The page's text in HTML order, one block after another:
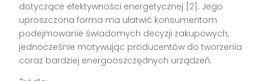
dotyczące efektywności energetycznej [2]. Jego
uproszczona forma ma ułatwić konsumentom
podejmowanie świadomych decyzji zakupowych,
jednocześnie motywując producentów do tworzenia
coraz bardziej energooszczędnych urządzeń.